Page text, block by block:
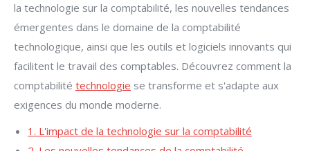
la technologie sur la comptabilité, les nouvelles tendances
émergentes dans le domaine de la comptabilité
technologique, ainsi que les outils et logiciels innovants qui
facilitent le travail des comptables. Découvrez comment la
comptabilité technologie se transforme et s'adapte aux
exigences du monde moderne.
1. L'impact de la technologie sur la comptabilité